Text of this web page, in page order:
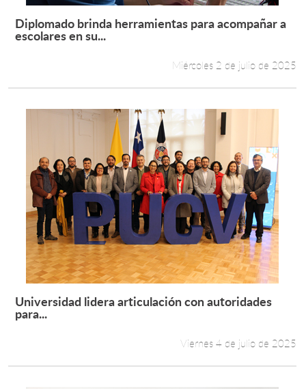
Leer más +
Diplomado brinda herramientas para acompañar a
escolares en su...
Miércoles 2 de julio de 2025
Leer más +
Universidad lidera articulación con autoridades
para...
Viernes 4 de julio de 2025